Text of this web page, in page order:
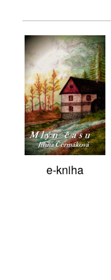
e-kniha